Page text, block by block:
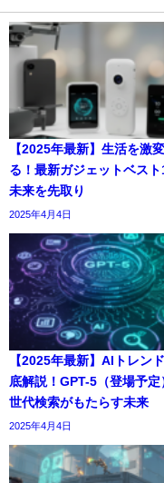
【2025年最新】生活を激
る！最新ガジェットベスト
未来を先取り
2025年4月4日
【2025年最新】AIトレン
底解説！GPT-5（登場予定
世代検索がもたらす未来
2025年4月4日